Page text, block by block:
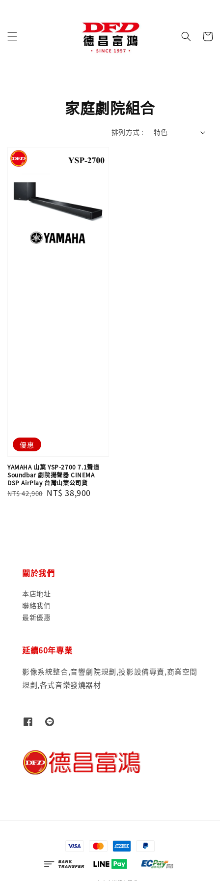
家庭劇院組合
排列方式 :
優惠
YAMAHA 山葉 YSP-2700 7.1聲道
Soundbar 劇院揚聲器 CINEMA
DSP AirPlay 台灣山葉公司貨
Regular
NT$ 42,900 Sale
NT$ 38,900
關於我們
本店地址
聯絡我們
最新優惠
延續60年專業
影像系統整合,音響劇院規劃,投影設備專賣,商業空間
規劃,各式音樂發燒器材